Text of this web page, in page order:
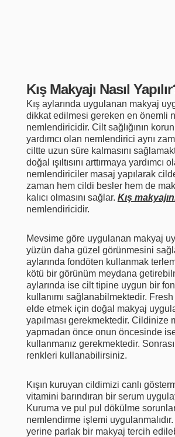
Kış Makyajı Nasıl
Kış aylarında uygulanan makyaj
dikkat edilmesi gereken en önemli
nemlendiricidir. Cilt sağlığının
yardımcı olan nemlendirici aynı
ciltte uzun süre kalmasını
doğal ışıltısını arttırmaya yardımcı
nemlendiriciler masaj yapılarak
zaman hem cildi besler hem de
kalıcı olmasını sağlar. Kış
nemlendiricidir.
Mevsime göre uygulanan makyaj
yüzün daha güzel görünmesini
aylarında fondöten kullanmak
kötü bir görünüm meydana
aylarında ise cilt tipine uygun bir
kullanımı sağlanabilmektedir.
elde etmek için doğal makyaj
yapılması gerekmektedir. Cildinize
yapmadan önce onun öncesinde
kullanmanız gerekmektedir.
renkleri kullanabilirsiniz.
Kışın kuruyan cildimizi canlı
vitamini barındıran bir serum
Kuruma ve pul pul dökülme
nemlendirme işlemi
yerine parlak bir makyaj tercih